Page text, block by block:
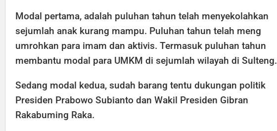
Modal pertama, adalah puluhan tahun telah menyekolahkan
sejumlah anak kurang mampu. Puluhan tahun telah meng
umrohkan para imam dan aktivis. Termasuk puluhan tahun
membantu modal para UMKM di sejumlah wilayah di Sulteng.
Sedang modal kedua, sudah barang tentu dukungan politik
Presiden Prabowo Subianto dan Wakil Presiden Gibran
Rakabuming Raka.